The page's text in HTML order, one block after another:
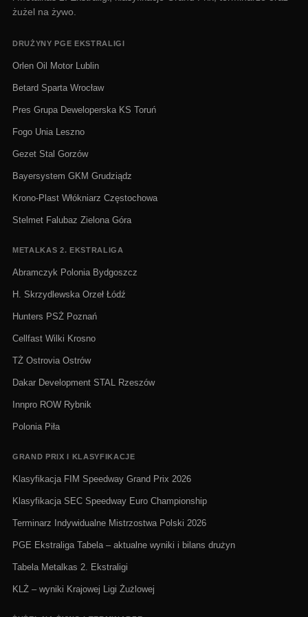
żużel na żywo.
DRUŻYNY PGE EKSTRALIGI
Orlen Oil Motor Lublin
Betard Sparta Wrocław
Pres Grupa Deweloperska KS Toruń
Fogo Unia Leszno
Gezet Stal Gorzów
Bayersystem GKM Grudziądz
Krono-Plast Włókniarz Częstochowa
Stelmet Falubaz Zielona Góra
METALKAS 2. EKSTRALIGA
Abramczyk Polonia Bydgoszcz
H. Skrzydlewska Orzeł Łódź
Hunters PSŻ Poznań
Cellfast Wilki Krosno
TŻ Ostrovia Ostrów
Dakar Development STAL Rzeszów
Innpro ROW Rybnik
Polonia Piła
GRAND PRIX I KLASYFIKACJE
Klasyfikacja FIM Speedway Grand Prix 2026
Klasyfikacja SEC Speedway Euro Championship
Terminarz Indywidualne Mistrzostwa Polski 2026
PGE Ekstraliga Tabela – aktualne wyniki i bilans drużyn
Tabela Metalkas 2. Ekstraligi
KLŻ – wyniki Krajowej Ligi Żużlowej